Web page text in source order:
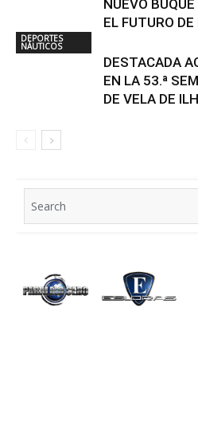
NUEVO
EL FUTURO
DEPORTES
NÁUTICOS
DESTACADA
EN LA 53.ª
DE VELA DE
for: